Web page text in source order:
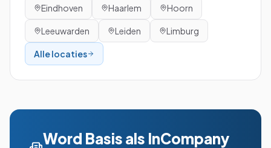
Eindhoven Haarlem Hoorn
Leeuwarden Leiden Limburg
Alle locaties
Word Basis als InCompany